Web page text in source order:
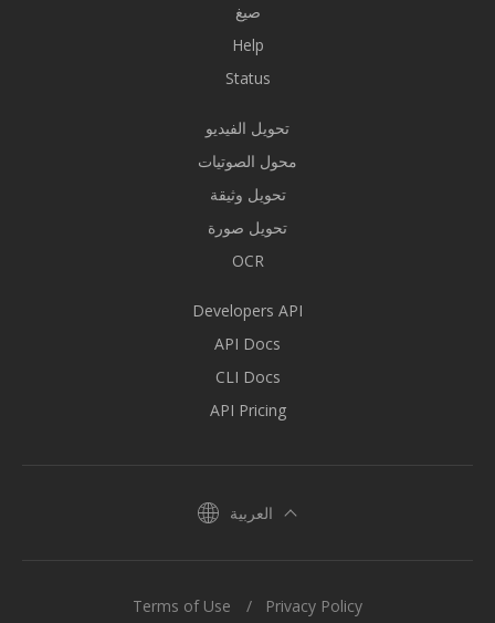
صيغ
Help
Status
تحويل الفيديو
محول الصوتيات
تحويل وثيقة
تحويل صورة
OCR
Developers API
API Docs
CLI Docs
API Pricing
العربية
Terms of Use Privacy Policy